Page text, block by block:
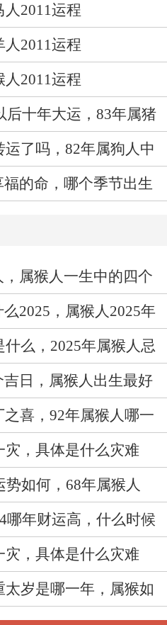
人2011运程
人2011运程
人2011运程
后十年大运，83年属猪
运了吗，82年属狗人中
的命，哪个季节出生
属猴人一生中的四个
2025，属猴人2025年
什么，2025年属猴人忌
日，属猴人出生最好
喜，92年属猴人哪一
灾，具体是什么灾难
势如何，68年属猴人
样
哪年财运高，什么时候
灾，具体是什么灾难
太岁是哪一年，属猴如